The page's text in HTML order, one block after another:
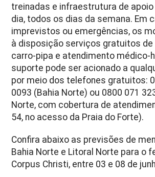
treinadas e infraestrutura de apoio
dia, todos os dias da semana. Em
imprevistos ou emergências, os
à disposição serviços gratuitos de
carro-pipa e atendimento médico-
suporte pode ser acionado a
por meio dos telefones gratuitos:
0093 (Bahia Norte) ou 0800 071
Norte, com cobertura de
54, no acesso da Praia do Forte).
Confira abaixo as previsões de
Bahia Norte e Litoral Norte para o
Corpus Christi, entre 03 e 08 de